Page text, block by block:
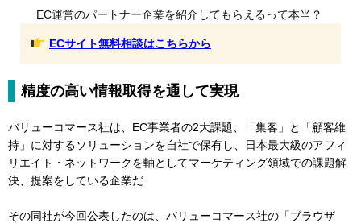
EC運営のパートナー企業を紹介してもらえるって本当？
ECサイト無料相談はこちらから
精度の高い情報取得を通して実現
バリューコマース社は、EC事業者の2大課題、「集客」と「顧客維
持」に対するソリューションを自社で保有し、日本最大級のアフィ
リエイト・ネットワークを軸としてマーケティング領域での課題解
決、提案をしている企業だ
その同社が今回公表したのは、バリューコマース社の「ブラウザ